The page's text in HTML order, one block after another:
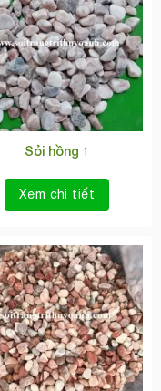
Sỏi hồng 1
Xem chi tiết